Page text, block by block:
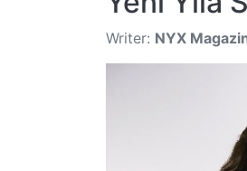
Writer: NYX